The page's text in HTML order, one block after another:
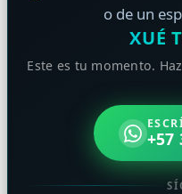
o de un
XUÉ
Este es tu momento.
+57